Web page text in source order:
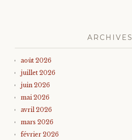
ARCHIVES
août 2026
juillet 2026
juin 2026
mai 2026
avril 2026
mars 2026
février 2026